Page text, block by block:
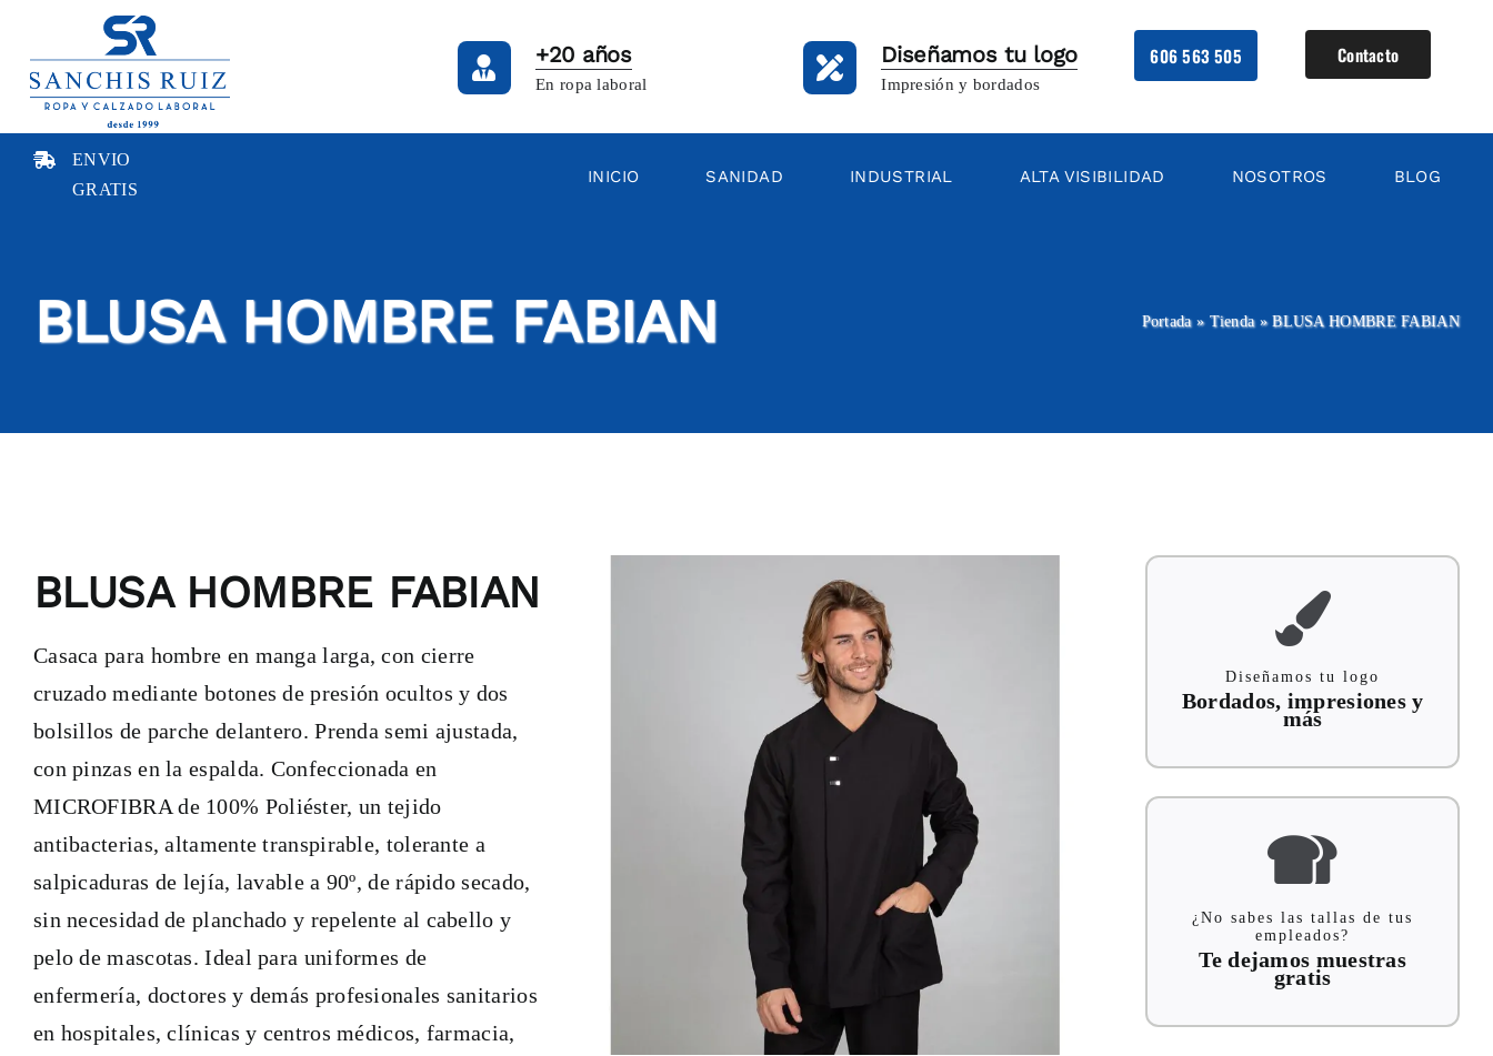
contenido
+20 años
En ropa laboral
Diseñamos tu logo
Impresión y bordados
606 563 505 Contacto
ENVIO
GRATIS
INICIO SANIDAD INDUSTRIAL ALTA VISIBILIDAD NOSOTROS BLOG
BLUSA HOMBRE FABIAN Portada» Tienda»BLUSA HOMBRE FABIAN
BLUSA HOMBRE FABIAN
Casaca para hombre en manga larga, con cierre
cruzado mediante botones de presión ocultos y dos
bolsillos de parche delantero. Prenda semi ajustada,
con pinzas en la espalda. Confeccionada en
MICROFIBRA de 100% Poliéster, un tejido
antibacterias, altamente transpirable, tolerante a
salpicaduras de lejía, lavable a 90º, de rápido secado,
sin necesidad de planchado y repelente al cabello y
pelo de mascotas. Ideal para uniformes de
enfermería, doctores y demás profesionales sanitarios
en hospitales, clínicas y centros médicos, farmacia,
Diseñamos tu logo
Bordados, impresiones y
más
¿No sabes las tallas de tus
empleados?
Te dejamos muestras
gratis